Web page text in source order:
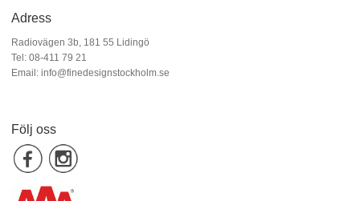
Adress
Radiovägen 3b, 181 55 Lidingö
Tel: 08-411 79 21
Email:info@finedesignstockholm.se
Följ oss